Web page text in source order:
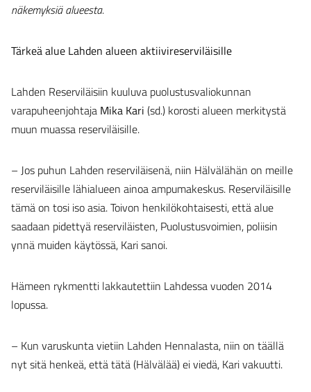
näkemyksiä alueesta.
Tärkeä alue Lahden alueen aktiivireserviläisille
Lahden Reserviläisiin kuuluva puolustusvaliokunnan
varapuheenjohtaja Mika Kari (sd.) korosti alueen merkitystä
muun muassa reserviläisille.
– Jos puhun Lahden reserviläisenä, niin Hälvälähän on meille
reserviläisille lähialueen ainoa ampumakeskus. Reserviläisille
tämä on tosi iso asia. Toivon henkilökohtaisesti, että alue
saadaan pidettyä reserviläisten, Puolustusvoimien, poliisin
ynnä muiden käytössä, Kari sanoi.
Hämeen rykmentti lakkautettiin Lahdessa vuoden 2014
lopussa.
– Kun varuskunta vietiin Lahden Hennalasta, niin on täällä
nyt sitä henkeä, että tätä (Hälvälää) ei viedä, Kari vakuutti.